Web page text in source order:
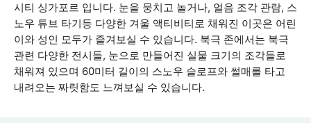
시티 싱가포르 입니다. 눈을 뭉치고 놀거나, 얼음 조각 관람, 스
노우 튜브 타기등 다양한 겨울 액티비티로 채워진 이곳은 어린
이와 성인 모두가 즐겨보실 수 있습니다. 북극 존에서는 북극
관련 다양한 전시들, 눈으로 만들어진 실물 크기의 조각들로
채워져 있으며 60미터 길이의 스노우 슬로프와 썰매를 타고
내려오는 짜릿함도 느껴보실 수 있습니다.